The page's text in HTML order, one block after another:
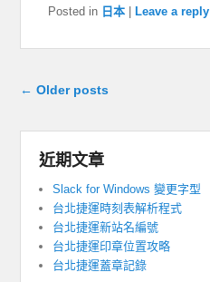
Posted in 日本 Leave a reply
Post navigation
← Older posts
近期文章
Slack for Windows 變更字型
台北捷運時刻表解析程式
台北捷運新站名編號
台北捷運印章位置攻略
台北捷運蓋章記錄